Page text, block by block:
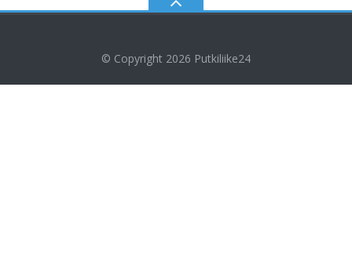
© Copyright 2026 Putkiliike24